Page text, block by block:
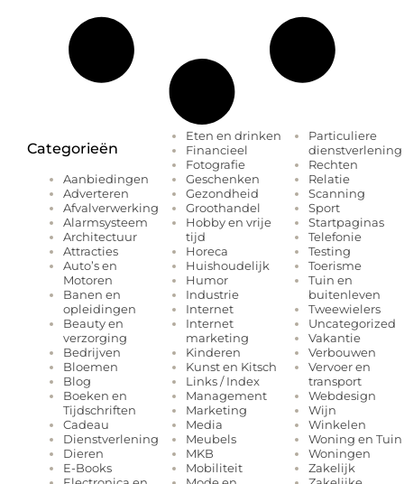
Categorieën
Aanbiedingen
Adverteren
Afvalverwerking
Alarmsysteem
Architectuur
Attracties
Auto’s en
Motoren
Banen en
opleidingen
Beauty en
verzorging
Bedrijven
Bloemen
Blog
Boeken en
Tijdschriften
Cadeau
Dienstverlening
Dieren
E-Books
Eten en drinken
Financieel
Fotografie
Geschenken
Gezondheid
Groothandel
Hobby en vrije
tijd
Horeca
Huishoudelijk
Humor
Industrie
Internet
Internet
marketing
Kinderen
Kunst en Kitsch
Links / Index
Management
Marketing
Media
Meubels
MKB
Mobiliteit
Particuliere
dienstverlening
Rechten
Relatie
Scanning
Sport
Startpaginas
Telefonie
Testing
Toerisme
Tuin en
buitenleven
Tweewielers
Uncategorized
Vakantie
Verbouwen
Vervoer en
transport
Webdesign
Wijn
Winkelen
Woning en Tuin
Woningen
Zakelijk